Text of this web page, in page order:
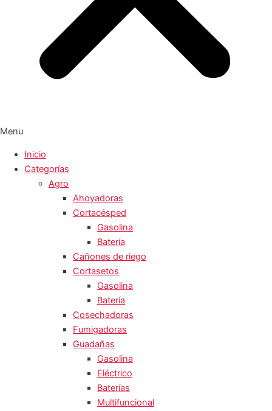
Menu
Inicio
Categorías
Agro
Ahoyadoras
Cortacésped
Gasolina
Batería
Cañones de riego
Cortasetos
Gasolina
Batería
Cosechadoras
Fumigadoras
Guadañas
Gasolina
Eléctrico
Baterías
Multifuncional